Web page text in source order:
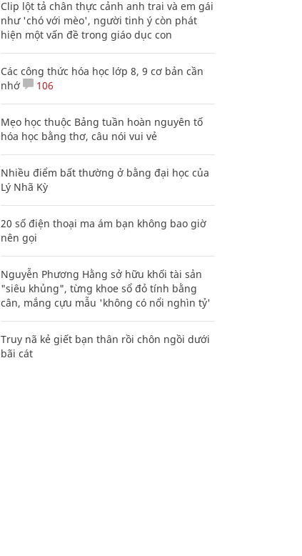
Clip lột tả chân thực cảnh anh trai và em gái
như 'chó với mèo', người tinh ý còn phát
hiện một vấn đề trong giáo dục con
Các công thức hóa học lớp 8, 9 cơ bản cần
nhớ
106
Mẹo học thuộc Bảng tuần hoàn nguyên tố
hóa học bằng thơ, câu nói vui vẻ
Nhiều điểm bất thường ở bằng đại học của
Lý Nhã Kỳ
20 số điện thoại ma ám bạn không bao giờ
nên gọi
Nguyễn Phương Hằng sở hữu khối tài sản
"siêu khủng", từng khoe sổ đỏ tính bằng
cân, mắng cựu mẫu 'không có nổi nghìn tỷ'
Truy nã kẻ giết bạn thân rồi chôn ngồi dưới
bãi cát